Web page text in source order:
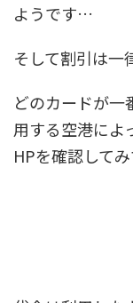
ようです…
そして割引は一
どのカードが一
用する空港によ
HPを確認して